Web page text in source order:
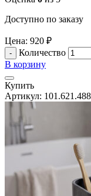
Доступно по заказу
Цена: 920 ₽
Количество
В корзину
Купить
Артикул: 101.621.488